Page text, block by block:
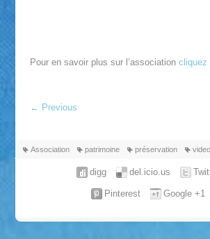
Pour en savoir plus sur l’association cliquez
← Previous
Association patrimoine préservation
del.icio.us
digg
Google +1
Pinterest